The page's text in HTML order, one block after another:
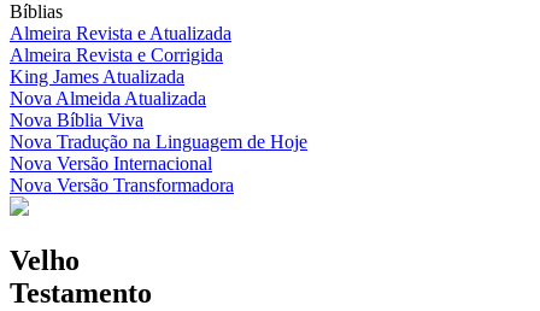
Bíblias
Almeira Revista e Atualizada
Almeira Revista e Corrigida
King James Atualizada
Nova Almeida Atualizada
Nova Bíblia Viva
Nova Tradução na Linguagem de Hoje
Nova Versão Internacional
Nova Versão Transformadora
Velho
Testamento